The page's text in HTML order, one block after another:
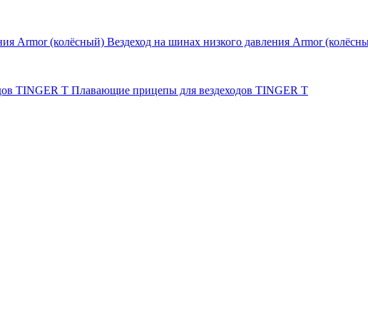
Вездеход на шинах низкого давления Armor
Плавающие прицепы для вездеходов TINGER T